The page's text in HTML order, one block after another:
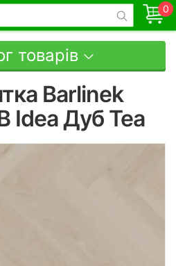
0
товарів
Barlinek
Idea Дуб Tea